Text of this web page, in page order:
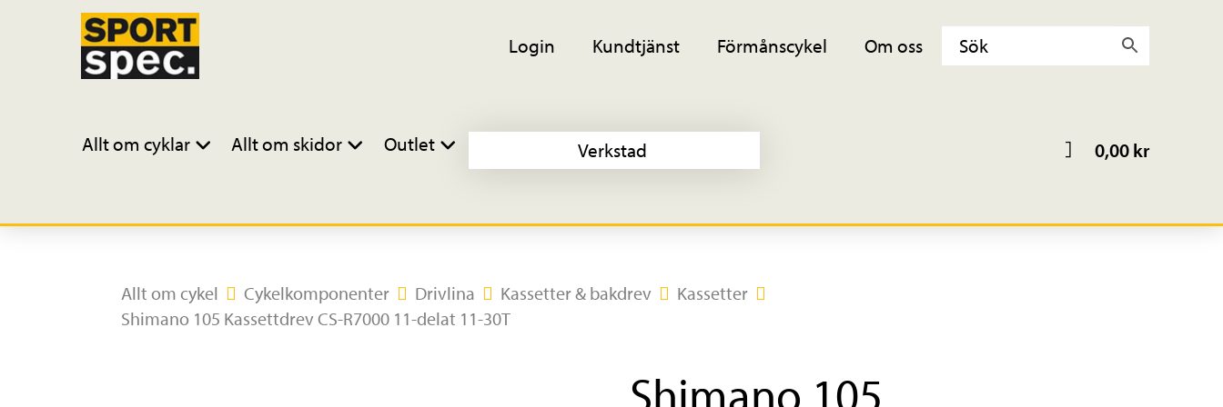
Login Kundtjänst Förmånscykel Om oss
Allt om cyklar Allt om skidor Outlet Verkstad 0,00kr
Allt om cykel Cykelkomponenter Drivlina Kassetter & bakdrev
Kassetter
Shimano 105 Kassettdrev CS-R7000 11-delat 11-30T
Shimano 105